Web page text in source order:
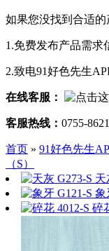
如果您没找到合适的
1.免费发布产品需求
2.致电91好色先生
在线客服：
客服热线： 0755-
首页 » 91好色先生
（S）
天
象
碎